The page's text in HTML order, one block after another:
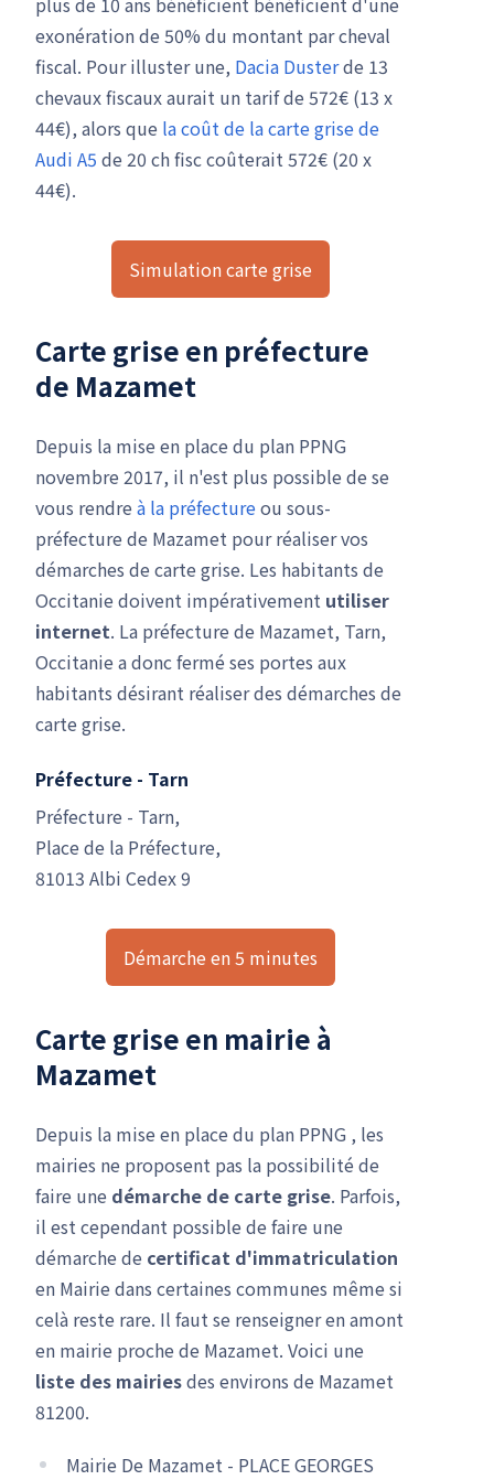
exonération de 50% du montant par cheval
fiscal. Pour illuster une, Dacia Dusterde 13
chevaux fiscaux aurait un tarif de 572€ (13 x
44€), alors que la coût de la carte grise de
Audi A5 de 20 ch fisc coûterait 572€ (20 x
44€).
Simulation carte grise
Carte grise en préfecture
de Mazamet
Depuis la mise en place du plan PPNG
novembre 2017, il n'est plus possible de se
vous rendre à la préfectureou sous-
préfecture de Mazamet pour réaliser vos
démarches de carte grise. Les habitants de
Occitanie doivent impérativement utiliser
internet. La préfecture de Mazamet, Tarn,
Occitanie a donc fermé ses portes aux
habitants désirant réaliser des démarches de
carte grise.
Préfecture - Tarn
Préfecture - Tarn,
Place de la Préfecture,
81013 Albi Cedex 9
Démarche en 5 minutes
Carte grise en mairie à
Mazamet
Depuis la mise en place du plan PPNG , les
mairies ne proposent pas la possibilité de
faire une démarche de carte grise. Parfois,
il est cependant possible de faire une
démarche de certificat d'immatriculation
en Mairie dans certaines communes même si
celà reste rare. Il faut se renseigner en amont
en mairie proche de Mazamet. Voici une
liste des mairiesdes environs de Mazamet
81200.
Mairie De Mazamet - PLACE GEORGES